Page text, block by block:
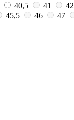
40,5 41 42
45,5 46 47